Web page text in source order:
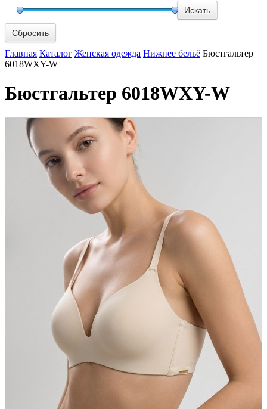
Сбросить
Главная Каталог Женская одежда Нижнее бельё Бюстгальтер
6018WXY-W
Бюстгальтер 6018WXY-W